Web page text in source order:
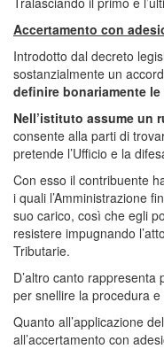
Accertamento con
Introdotto dal decreto
sostanzialmente un
definire bonariamente
Nell’istituto assume un
consente alla parti di
pretende l’Ufficio e la
Con esso il contribuente
i quali l’Amministrazione
suo carico, così che egli
resistere impugnando
Tributarie.
D’altro canto
per snellire la procedura
Quanto all’applicazione
all’accertamento con